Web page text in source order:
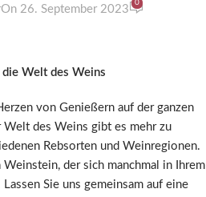
On 26. September 2023
0
die Welt des Weins
von Genießern auf der ganzen
des Weins gibt es mehr zu
Rebsorten und Weinregionen.
der sich manchmal in Ihrem
Sie uns gemeinsam auf eine